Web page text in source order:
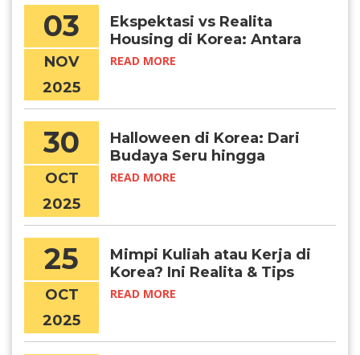
03
NOV
2025
Ekspektasi vs Realita
Housing di Korea: Antara
Foto Dabang dan Kondisi
READ MORE
30
OCT
2025
Halloween di Korea: Dari
Budaya Seru hingga
Tragedi Itaewon, dan
READ MORE
25
OCT
2025
Mimpi Kuliah atau Kerja di
Korea? Ini Realita & Tips
Suksesnya, Chingudeul!
READ MORE